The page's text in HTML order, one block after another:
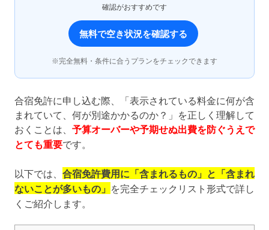
確認がおすすめです
無料で空き状況を確認する
※完全無料・条件に合うプランをチェックできます
合宿免許に申し込む際、「表示されている料金に何が含
まれていて、何が別途かかるのか？」を正しく理解して
おくことは、 予算オーバーや予期せぬ出費を防ぐうえで
とても重要です。
以下では、 合宿免許費用に「含まれるもの」と「含まれ
ないことが多いもの」 を完全チェックリスト形式で詳し
くご紹介します。